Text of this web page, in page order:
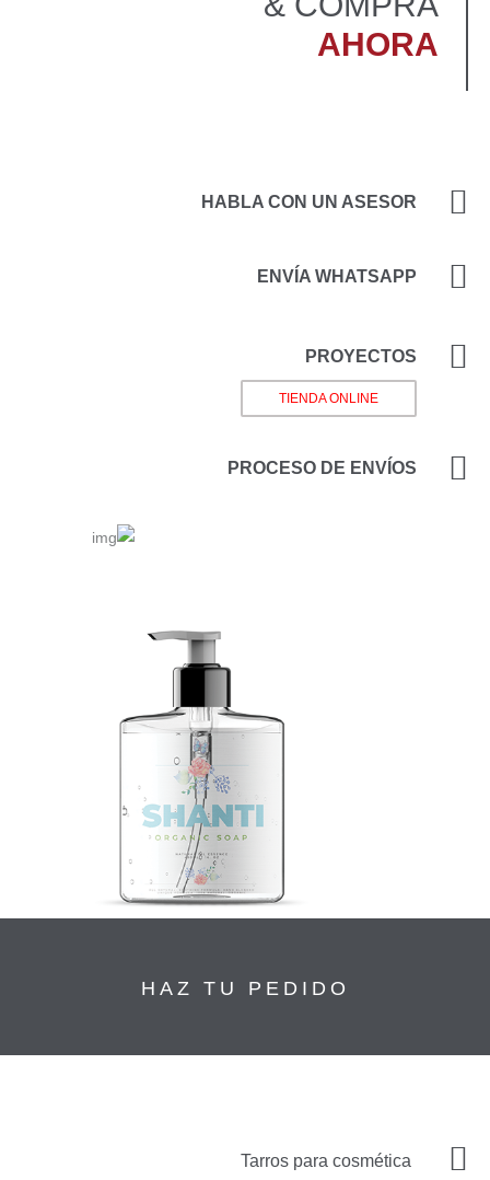
AHORA
HABLA CON UN ASESOR
ENVÍA WHATSAPP
PROYECTOS
TIENDA ONLINE
PROCESO DE ENVÍOS
HAZ TU PEDIDO
Tarros para cosmética